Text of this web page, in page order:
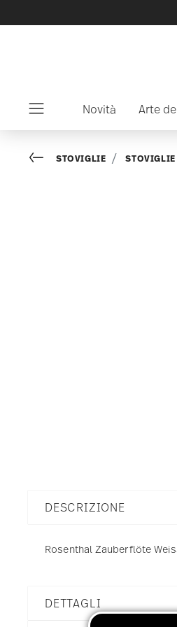
su articoli e collezioni
Novità Arte
Go backSTOVIGLIE STOVIGLIE
DESCRIZIONE
Rosenthal Zauberflöte
DETTAGLI